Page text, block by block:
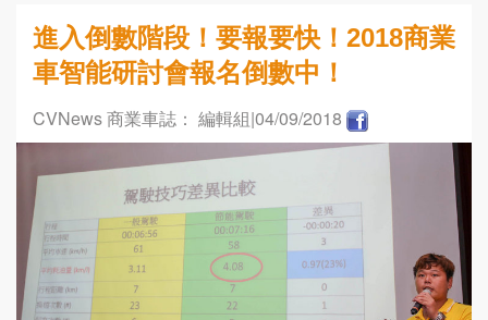
進入倒數階段！要報要快！2018商業
車智能研討會報名倒數中！
CVNews 商業車誌： 編輯組|04/09/2018